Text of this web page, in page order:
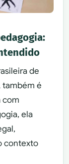
de
também é
com
ela
contexto